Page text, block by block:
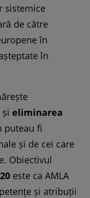
sistemice
de către
în
în
și eliminarea
puteau fi
și de cei care
Obiectivul
este ca AMLA
și atribuții